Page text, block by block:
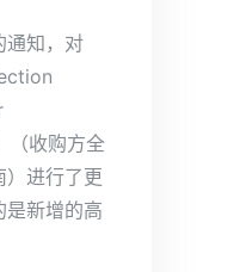
通知，对
（收购方全
）进行了更
是新增的高